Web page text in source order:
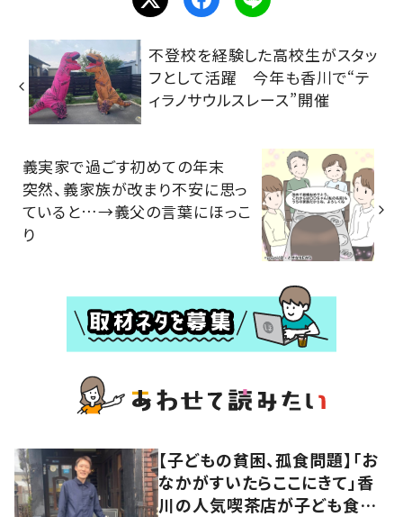
不登校を経験した高校生がスタッ
フとして活躍 今年も香川で“テ
ィラノサウルスレース”開催
義実家で過ごす初めての年末
突然、義家族が改まり不安に思っ
ていると…→義父の言葉にほっこ
り
【子どもの貧困、孤食問題】「お
なかがすいたらここにきて」香
川の人気喫茶店が子ども食堂